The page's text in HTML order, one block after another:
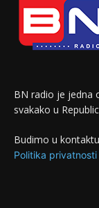
BN radio je jedna
svakako u
Budimo u
Politika privatnosti